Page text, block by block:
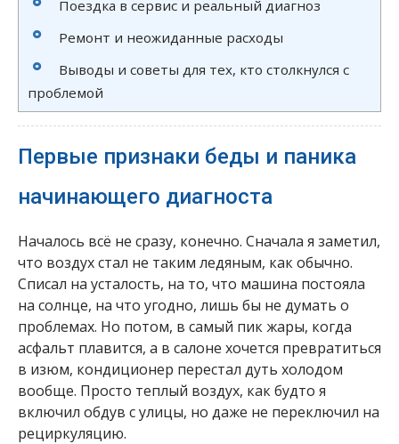
Поездка в сервис и реальный диагноз
Ремонт и неожиданные расходы
Выводы и советы для тех, кто столкнулся с
проблемой
Первые признаки беды и паника
начинающего диагноста
Началось всё не сразу, конечно. Сначала я заметил,
что воздух стал не таким ледяным, как обычно.
Списал на усталость, на то, что машина постояла
на солнце, на что угодно, лишь бы не думать о
проблемах. Но потом, в самый пик жары, когда
асфальт плавится, а в салоне хочется превратиться
в изюм, кондиционер перестал дуть холодом
вообще. Просто теплый воздух, как будто я
включил обдув с улицы, но даже не переключил на
рециркуляцию.